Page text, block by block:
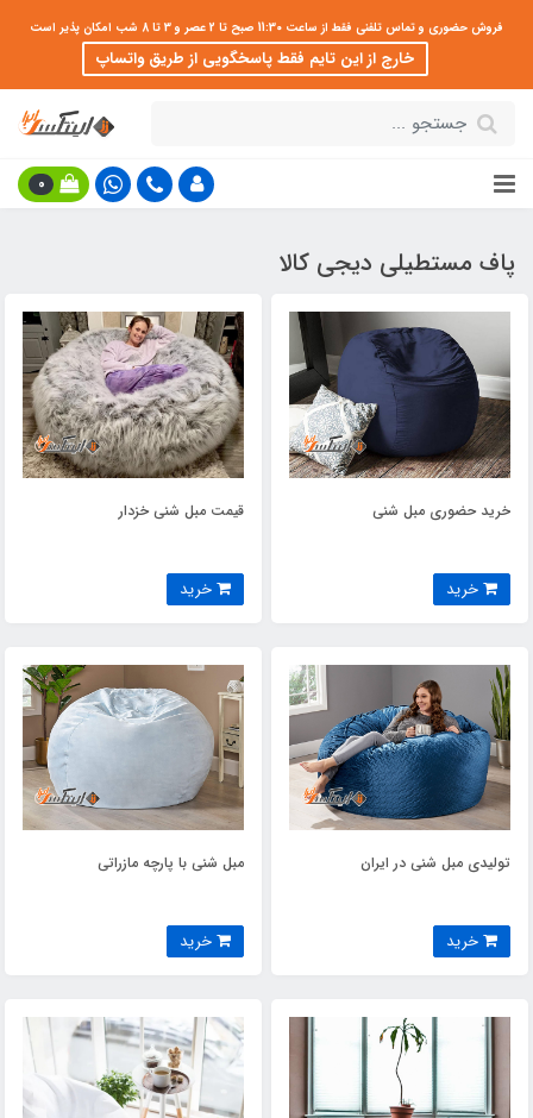
فروش حضوری و تماس تلفنی فقط از ساعت 11:30 صبح تا 2 عصر و 3 تا 8 شب امکان پذیر است
خارج از این تایم فقط پاسخگویی از طریق واتساپ
0
پاف مستطیلی دیجی کالا
خرید حضوری مبل شنی قیمت مبل شنی خزدار
تولیدی مبل شنی در ایران مبل شنی با پارچه مازراتی